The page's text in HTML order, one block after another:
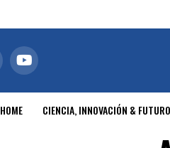
HOME CIENCIA, INNOVACIÓN & FUTURO